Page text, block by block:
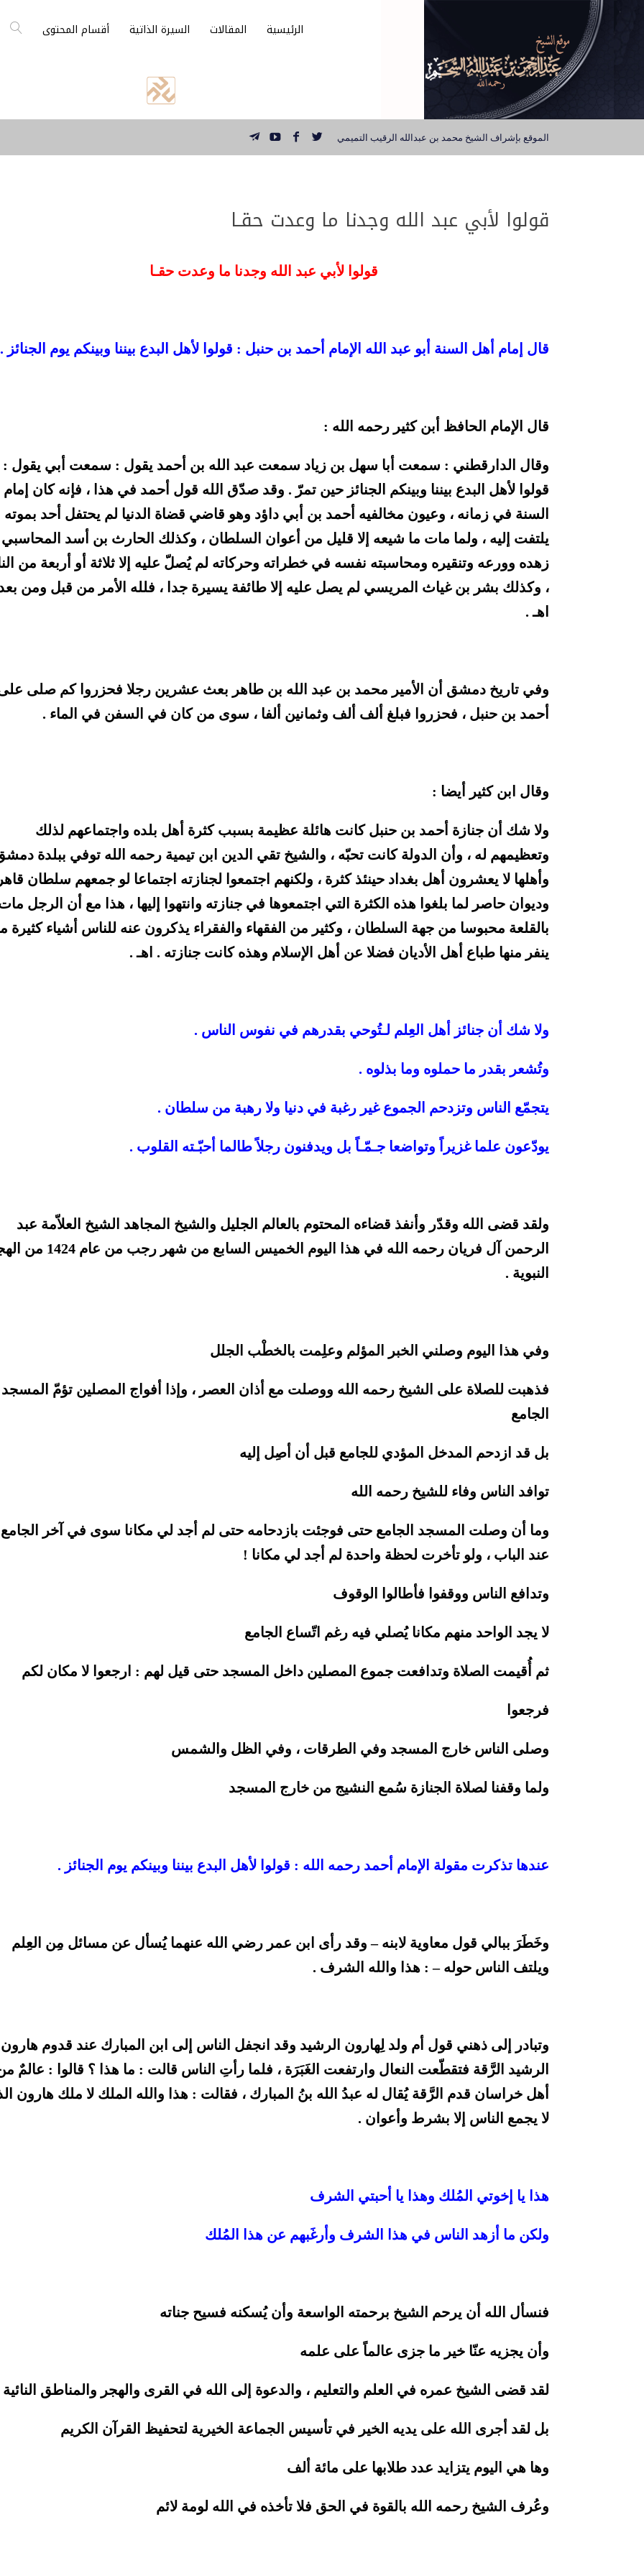
الرئيسية المقالات السيرة الذاتية أقسام المحتوى
الموقع بإشراف الشيخ محمد بن عبدالله الرقيب التميمي
قولوا لأبي عبد الله وجدنا ما وعدت حقـا
قولوا لأبي عبد الله وجدنا ما وعدت حقـا
قال إمام أهل السنة أبو عبد الله الإمام أحمد بن حنبل : قولوا لأهل البدع بيننا وبينكم يوم الجنائز .
قال الإمام الحافظ أبن كثير رحمه الله :
وقال الدارقطني : سمعت أبا سهل بن زياد سمعت عبد الله بن أحمد يقول : سمعت أبي يقول :
قولوا لأهل البدع بيننا وبينكم الجنائز حين تمرّ . وقد صدّق الله قول أحمد في هذا ، فإنه كان إمام
السنة في زمانه ، وعيون مخالفيه أحمد بن أبي داؤد وهو قاضي قضاة الدنيا لم يحتفل أحد بموته
يلتفت إليه ، ولما مات ما شيعه إلا قليل من أعوان السلطان ، وكذلك الحارث بن أسد
زهده وورعه وتنقيره ومحاسبته نفسه في خطراته وحركاته لم يُصلّ عليه إلا ثلاثة أو أربعة من
، وكذلك بشر بن غياث المريسي لم يصل عليه إلا طائفة يسيرة جدا ، فلله الأمر من قبل ومن
اهـ .
وفي تاريخ دمشق أن الأمير محمد بن عبد الله بن طاهر بعث عشرين رجلا فحزروا كم صلى
أحمد بن حنبل ، فحزروا فبلغ ألف ألف وثمانين ألفا ، سوى من كان في السفن في الماء .
وقال ابن كثير أيضا :
ولا شك أن جنازة أحمد بن حنبل كانت هائلة عظيمة بسبب كثرة أهل بلده واجتماعهم لذلك
وتعظيمهم له ، وأن الدولة كانت تحبّه ، والشيخ تقي الدين ابن تيمية رحمه الله توفي ببلدة
وأهلها لا يعشرون أهل بغداد حينئذ كثرة ، ولكنهم اجتمعوا لجنازته اجتماعا لو جمعهم سلطان
وديوان حاصر لما بلغوا هذه الكثرة التي اجتمعوها في جنازته وانتهوا إليها ، هذا مع أن الرجل
بالقلعة محبوسا من جهة السلطان ، وكثير من الفقهاء والفقراء يذكرون عنه للناس أشياء كثيرة
ينفر منها طباع أهل الأديان فضلا عن أهل الإسلام وهذه كانت جنازته . اهـ .
ولا شك أن جنائز أهل العِلم لـتُوحي بقدرهم في نفوس الناس .
وتُشعر بقدر ما حملوه وما بذلوه .
يتجمّع الناس وتزدحم الجموع غير رغبة في دنيا ولا رهبة من سلطان .
يودّعون علما غزيراً وتواضعا جـمّـاً بل ويدفنون رجلاً طالما أحبّـته القلوب .
ولقد قضى الله وقدّر وأنفذ قضاءه المحتوم بالعالم الجليل والشيخ المجاهد الشيخ العلاّمة عبد
الرحمن آل فريان رحمه الله في هذا اليوم الخميس السابع
النبوية .
وفي هذا اليوم وصلني الخبر المؤلم وعلِمت بالخطْب الجلل
فذهبت للصلاة على الشيخ رحمه الله ووصلت مع أذان العصر ، وإذا أفواج المصلين تؤمّ المسجد
الجامع
بل قد ازدحم المدخل المؤدي للجامع قبل أن أصِل إليه
توافد الناس وفاء للشيخ رحمه الله
وما أن وصلت المسجد الجامع حتى فوجئت بازدحامه حتى لم أجد لي مكانا سوى في آخر
عند الباب ، ولو تأخرت لحظة واحدة لم أجد لي مكانا !
وتدافع الناس ووقفوا فأطالوا الوقوف
لا يجد الواحد منهم مكانا يُصلي فيه رغم اتّساع الجامع
ثم أُقيمت الصلاة وتدافعت جموع المصلين داخل المسجد حتى قيل لهم : ارجعوا لا مكان لكم
فرجعوا
وصلى الناس خارج المسجد وفي الطرقات ، وفي الظل والشمس
ولما وقفنا لصلاة الجنازة سُمع النشيج من خارج المسجد
عندها تذكرت مقولة الإمام أحمد رحمه الله : قولوا لأهل البدع بيننا وبينكم يوم الجنائز .
وخَطَرَ ببالي قول معاوية لابنه – وقد رأى ابن عمر رضي الله عنهما يُسأل عن مسائل مِن العِلم
ويلتف الناس حوله – : هذا والله الشرف .
وتبادر إلى ذهني قول أم ولد لِهارون الرشيد وقد انجفل الناس إلى ابن المبارك عند قدوم هارون
الرشيد الرَّقة فتقطّعت النعال وارتفعت الغَبَرَة ، فلما رأتِ الناس قالت : ما هذا ؟ قالوا : عالمٌ
أهل خراسان قدم الرَّقة يُقال له عبدُ الله بنُ المبارك ، فقالت : هذا والله الملك لا ملك هارون
لا يجمع الناس إلا بشرط وأعوان .
هذا يا إخوتي المُلك وهذا يا أحبتي الشرف
ولكن ما أزهد الناس في هذا الشرف وأرغَبهم عن هذا المُلك
فنسأل الله أن يرحم الشيخ برحمته الواسعة وأن يُسكنه فسيح جناته
وأن يجزيه عنّا خير ما جزى عالماً على علمه
لقد قضى الشيخ عمره في العلم والتعليم ، والدعوة إلى الله في القرى والهجر والمناطق النائية
بل لقد أجرى الله على يديه الخير في تأسيس الجماعة الخيرية لتحفيظ القرآن الكريم
وها هي اليوم يتزايد عدد طلابها على مائة ألف
وعُرف الشيخ رحمه الله بالقوة في الحق فلا تأخذه في الله لومة لائم